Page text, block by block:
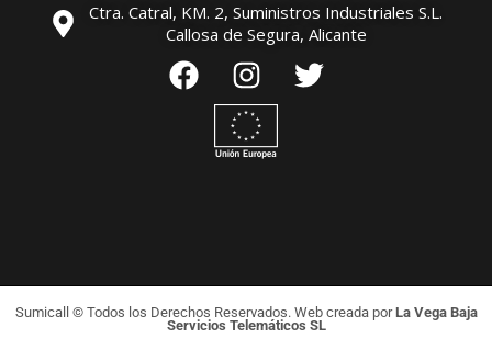
Ctra. Catral, KM. 2, Suministros Industriales S.L.
Callosa de Segura, Alicante
Sumicall © Todos los Derechos Reservados. Web creada porLa Vega Baja
Servicios Telemáticos SL